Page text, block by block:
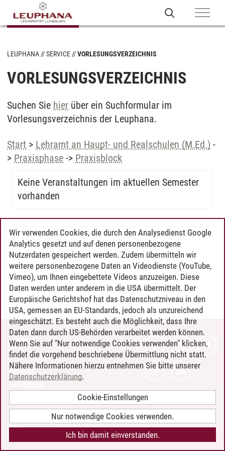
LEUPHANA SERVICE VORLESUNGSVERZEICHNIS
VORLESUNGSVERZEICHNIS
Suchen Sie hier über ein Suchformular im
Vorlesungsverzeichnis der Leuphana.
Start > Lehramt an Haupt- und Realschulen (M.Ed.) -
> Praxisphase -> Praxisblock
Keine Veranstaltungen im aktuellen Semester
vorhanden
Timo Leder/30.06.2024
KONTAKT
LEUPHANA ALS ARBEITGEBER
INTRANET
BARRIEREFREIHEIT
COOKIE-EINSTELLUNGEN
Wir verwenden Cookies, die durch den Analysedienst Google
Analytics gesetzt und auf denen personenbezogene
Nutzerdaten gespeichert werden. Zudem übermitteln wir
weitere personenbezogene Daten an Videodienste (YouTube,
Vimeo), um Ihnen eingebettete Videos anzuzeigen. Diese
Daten werden unter anderem in die USA übermittelt. Der
Europäische Gerichtshof hat das Datenschutzniveau in den
USA, gemessen an EU-Standards, jedoch als unzureichend
eingeschätzt. Es besteht auch die Möglichkeit, dass Ihre
Daten dann durch US-Behörden verarbeitet werden können.
Wenn Sie auf "Nur notwendige Cookies verwenden" klicken,
findet die vorgehend beschriebene Übermittlung nicht statt.
Nähere Informationen hierzu entnehmen Sie bitte unserer
Datenschutzerklärung.
Cookie-Einstellungen
Nur notwendige Cookies verwenden.
Ich bin damit einverstanden.